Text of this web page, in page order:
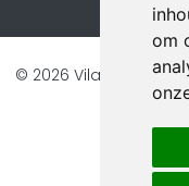
om
© 2026 Vilando